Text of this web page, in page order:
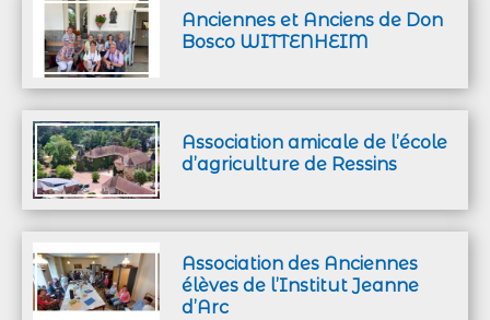
Anciennes et Anciens de Don
Bosco WITTENHEIM
Association amicale de l’école
d’agriculture de Ressins
Association des Anciennes
élèves de l’Institut Jeanne
d’Arc